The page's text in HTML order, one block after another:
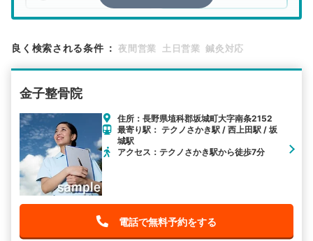
検索する
その他の検索方法
駅から探す 院名から探す
良く検索される条件 ： 夜間営業 土日営業 鍼灸対応
金子整骨院
住所：長野県埴科郡坂城町大字南条2152
最寄り駅： テクノさかき駅 / 西上田駅 / 坂
城駅
アクセス：テクノさかき駅から徒歩7分
電話で無料予約をする